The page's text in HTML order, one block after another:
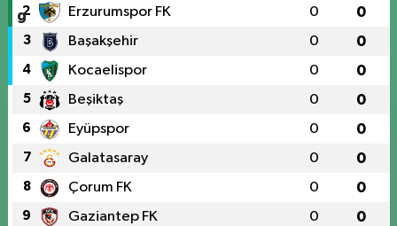
2 Erzurumspor FK 0 0
3 Başakşehir 0 0
4 Kocaelispor 0 0
5 Beşiktaş 0 0
6 Eyüpspor 0 0
7 Galatasaray 0 0
8 Çorum FK 0 0
9 Gaziantep FK 0 0